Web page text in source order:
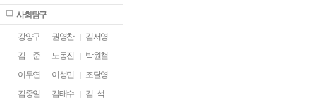
사회탐구
강양구 권영찬
김서영
김
준 노동진
박원철
이두연
이성민
조달영
김중일
김태수
김 석